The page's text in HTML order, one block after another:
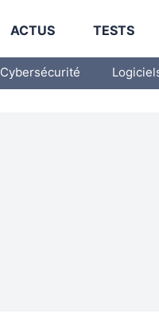
ACTUS TESTS
Cybersécurité